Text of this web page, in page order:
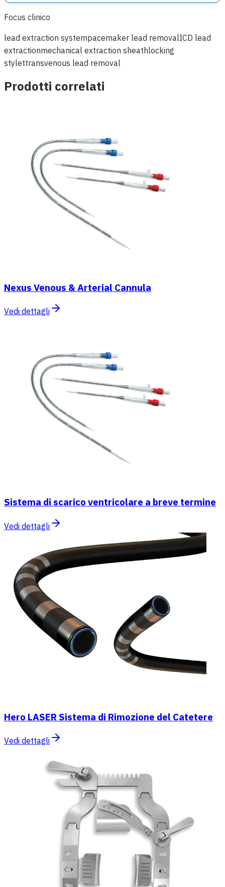
Focus clinico
lead extraction systempacemaker lead removalICD lead
extractionmechanical extraction sheathlocking
stylettransvenous lead removal
Prodotti correlati
Nexus Venous & Arterial Cannula
Vedi dettagli
Sistema di scarico ventricolare a breve termine
Vedi dettagli
Hero LASER Sistema di Rimozione del Catetere
Vedi dettagli